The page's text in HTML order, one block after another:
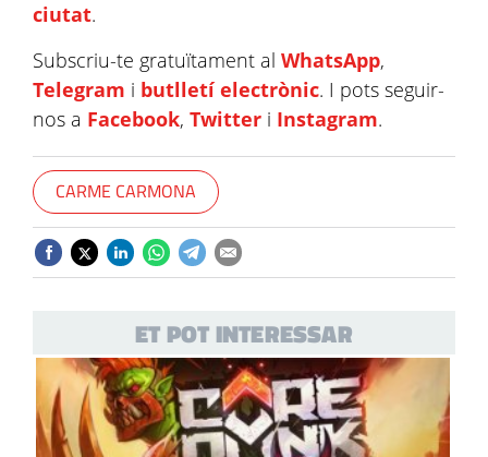
ciutat.
Subscriu-te gratuïtament al WhatsApp,
Telegram i butlletí electrònic. I pots seguir-
nos a Facebook, Twitter i Instagram.
CARME CARMONA
ET POT INTERESSAR